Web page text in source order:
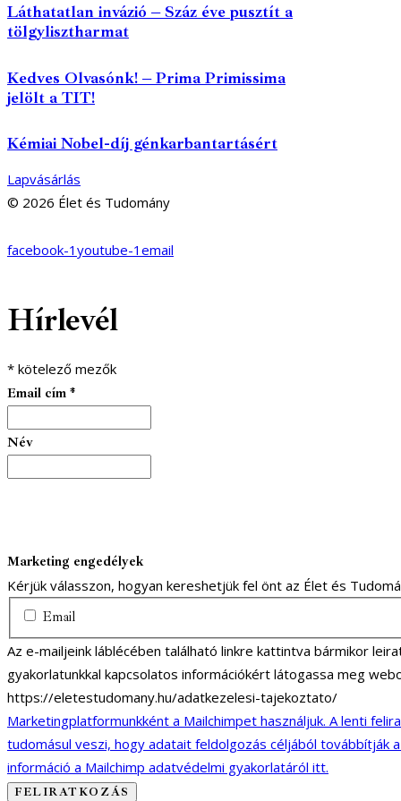
Láthatatlan invázió – Száz éve pusztít a
tölgylisztharmat
Kedves Olvasónk! – Prima Primissima
jelölt a TIT!
Kémiai Nobel-díj génkarbantartásért
Lapvásárlás
© 2026 Élet és Tudomány
facebook-1 youtube-1 email
Hírlevél
* kötelező mezők
Email cím *
Név
Marketing engedélyek
Kérjük válasszon, hogyan kereshetjük fel önt az Élet és
Email
Az e-mailjeink láblécében található linkre kattintva bármikor
gyakorlatunkkal kapcsolatos információkért látogassa meg
https://eletestudomany.hu/adatkezelesi-tajekoztato/
Marketingplatformunkként a Mailchimpet használjuk. A lenti
tudomásul veszi, hogy adatait feldolgozás céljából továbbítják
információ a Mailchimp adatvédelmi gyakorlatáról itt.